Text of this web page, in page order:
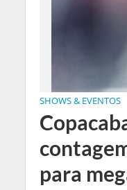
SHOWS & EVENTOS
para